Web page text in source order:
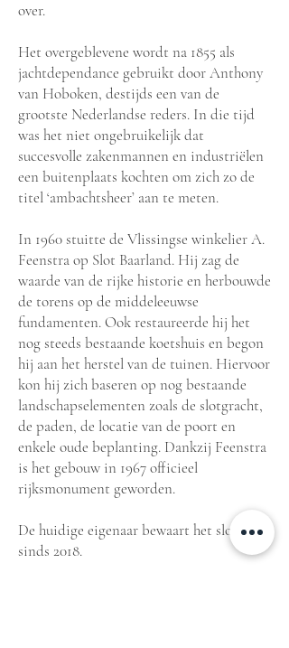
over.
Het overgeblevene wordt na 1855 als
jachtdependance gebruikt door Anthony
van Hoboken, destijds een van de
grootste Nederlandse reders. In die tijd
was het niet ongebruikelijk dat
succesvolle zakenmannen en industriëlen
een buitenplaats kochten om zich zo de
titel ‘ambachtsheer’ aan te meten.
In 1960 stuitte de Vlissingse winkelier A.
Feenstra op Slot Baarland. Hij zag de
waarde van de rijke historie en herbouwde
de torens op de middeleeuwse
fundamenten. Ook restaureerde hij het
nog steeds bestaande koetshuis en begon
hij aan het herstel van de tuinen. Hiervoor
kon hij zich baseren op nog bestaande
landschapselementen zoals de slotgracht,
de paden, de locatie van de poort en
enkele oude beplanting. Dankzij Feenstra
is het gebouw in 1967 officieel
rijksmonument geworden.
De huidige eigenaar bewaart het slot
sinds 2018.